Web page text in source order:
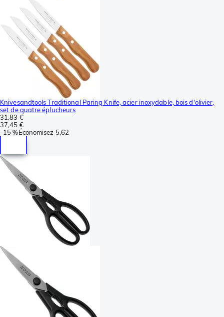
Knivesandtools Traditional Paring Knife, acier inoxydable, bois d'olivier,
set de quatre éplucheurs
31,83 €
37,45 €
-15 %Économisez 5,62